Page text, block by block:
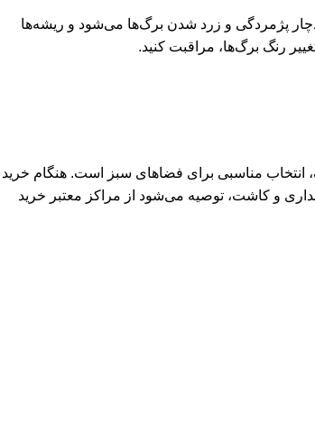
پژمردگی و زرد شدن برگ‌ها می‌شود و ریشه‌ها
رنگ برگ‌ها، مراقبت کنید.
انتخاب مناسبی برای فضاهای سبز است. هنگام خرید
و کاشت، توصیه می‌شود از مراکز معتبر خرید